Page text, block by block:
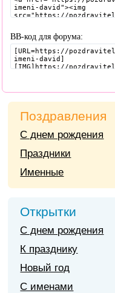
BB-код для форума:
Поздравления
С днем рождения
Праздники
Именные
Открытки
С днем рождения
К празднику
Новый год
С именами